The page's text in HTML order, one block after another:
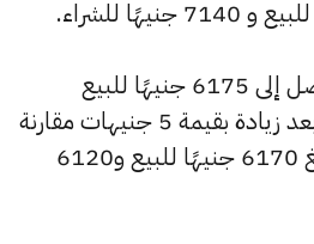
وارتفع سعر عيار 18 ليصل إلى 6175 جنيهًا للبيع
و6125 جنيهًا للشراء، بعد زيادة بقيمة 5 جنيهات مقارنة
بالسعر السابق الذي بلغ 6170 جنيهًا للبيع و6120